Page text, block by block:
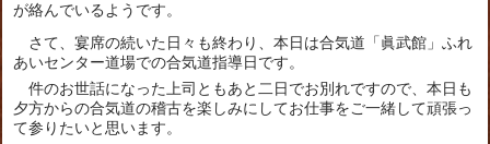
が絡んでいるようです。
さて、宴席の続いた日々も終わり、本日は合気道「眞武館」ふれ
あいセンター道場での合気道指導日です。
件のお世話になった上司ともあと二日でお別れですので、本日も
夕方からの合気道の稽古を楽しみにしてお仕事をご一緒して頑張っ
て参りたいと思います。